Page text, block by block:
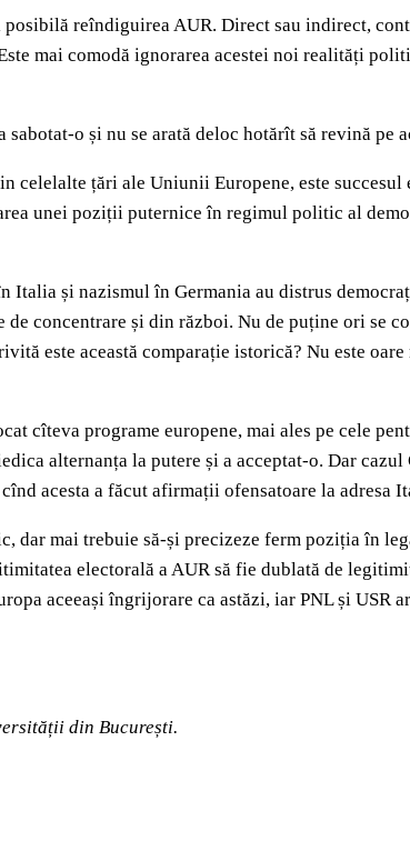
reîndiguirea AUR. Direct sau indirect,
mai comodă ignorarea acestei noi realități
o și nu se arată deloc hotărît să revină pe
țări ale Uniunii Europene, este
unei poziții puternice în regimul politic al
și nazismul în Germania au distrus
concentrare și din război. Nu de puține ori se
este această comparație istorică? Nu este
cîteva programe europene, mai ales pe cele
alternanța la putere și a acceptat-o. Dar
acesta a făcut afirmații ofensatoare la adresa
mai trebuie să-și precizeze ferm poziția în
electorală a AUR să fie dublată de
aceeași îngrijorare ca astăzi, iar PNL și USR
din București.